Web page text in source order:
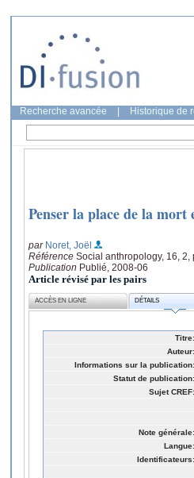
Recherche avancée Historique de
Penser la place de la mort
par Noret, Joël
Référence Social anthropology, 16, 2,
Publication Publié, 2008-06
Article révisé par les pairs
ACCÈS EN LIGNE DÉTAILS
Titre:
Auteur:
Informations sur la publication:
Statut de publication:
Sujet CREF:
Note générale:
Langue:
Identificateurs: